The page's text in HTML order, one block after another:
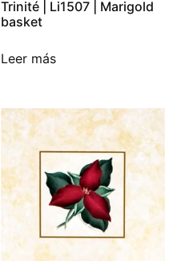
Trinité | Li1507 | Marigold
basket
Leer más